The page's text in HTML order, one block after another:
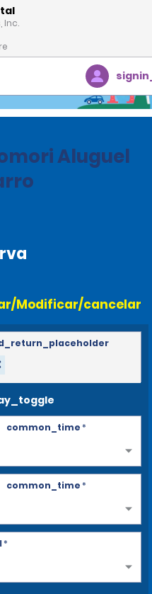
Inc.
Aluguel
Modificar/cancelar
common_time*
common_time*
*